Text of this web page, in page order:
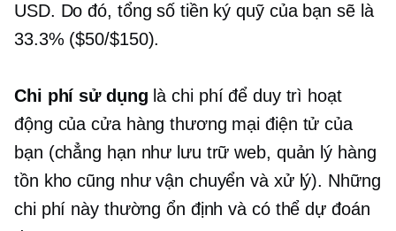
USD. Do đó, tổng số tiền ký quỹ của bạn sẽ là
33.3% ($50/$150).
Chi phí sử dụng là chi phí để duy trì hoạt
động của cửa hàng thương mại điện tử của
bạn (chẳng hạn như lưu trữ web, quản lý hàng
tồn kho cũng như vận chuyển và xử lý). Những
chi phí này thường ổn định và có thể dự đoán